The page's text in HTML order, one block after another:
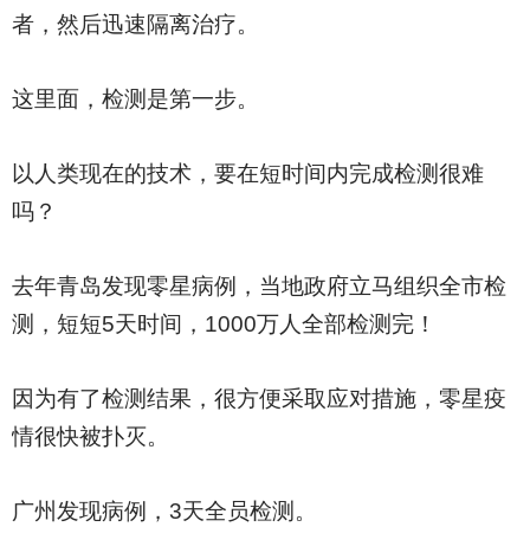
者，然后迅速隔离治疗。
这里面，检测是第一步。
以人类现在的技术，要在短时间内完成检测很难
吗？
去年青岛发现零星病例，当地政府立马组织全市检
测，短短5天时间，1000万人全部检测完！
因为有了检测结果，很方便采取应对措施，零星疫
情很快被扑灭。
广州发现病例，3天全员检测。